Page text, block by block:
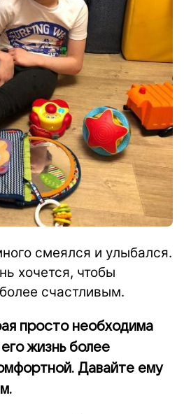
смеялся и улыбался.
хочется, чтобы
счастливым.
просто необходима
жизнь более
Давайте ему